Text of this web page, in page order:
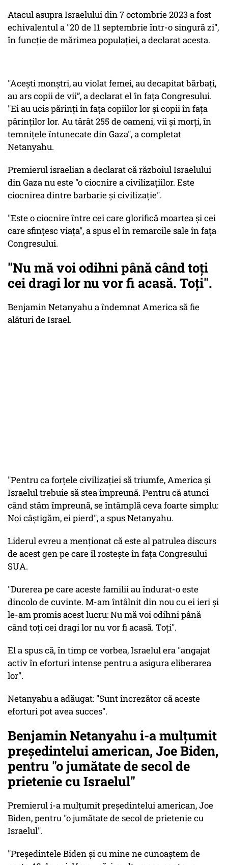
Atacul asupra Israelului din 7 octombrie 2023 a fost
echivalentul a "20 de 11 septembrie într-o singură zi",
în funcție de mărimea populației, a declarat acesta.
"Acești monștri, au violat femei, au decapitat bărbați,
au ars copii de vii”, a declarat el în fața Congresului.
"Ei au ucis părinți în fața copiilor lor și copii în fața
părinților lor. Au târât 255 de oameni, vii și morți, în
temnițele întunecate din Gaza", a completat
Netanyahu.
Premierul israelian a declarat că războiul Israelului
din Gaza nu este "o ciocnire a civilizațiilor. Este
ciocnirea dintre barbarie și civilizație".
"Este o ciocnire între cei care glorifică moartea și cei
care sfințesc viața", a spus el în remarcile sale în fața
Congresului.
"Nu mă voi odihni până când toți
cei dragi lor nu vor fi acasă. Toți".
Benjamin Netanyahu a îndemnat America să fie
alături de Israel.
"Pentru ca forțele civilizației să triumfe, America și
Israelul trebuie să stea împreună. Pentru că atunci
când stăm împreună, se întâmplă ceva foarte simplu:
Noi câștigăm, ei pierd", a spus Netanyahu.
Liderul evreu a menționat că este al patrulea discurs
de acest gen pe care îl rostește în fața Congresului
SUA.
"Durerea pe care aceste familii au îndurat-o este
dincolo de cuvinte. M-am întâlnit din nou cu ei ieri și
le-am promis acest lucru: Nu mă voi odihni până
când toți cei dragi lor nu vor fi acasă. Toți".
El a spus că, în timp ce vorbea, Israelul era "angajat
activ în eforturi intense pentru a asigura eliberarea
lor".
Netanyahu a adăugat: "Sunt încrezător că aceste
eforturi pot avea succes".
Benjamin Netanyahu i-a mulțumit
președintelui american, Joe Biden,
pentru "o jumătate de secol de
prietenie cu Israelul"
Premierul i-a mulțumit președintelui american, Joe
Biden, pentru "o jumătate de secol de prietenie cu
Israelul".
"Președintele Biden și cu mine ne cunoaștem de